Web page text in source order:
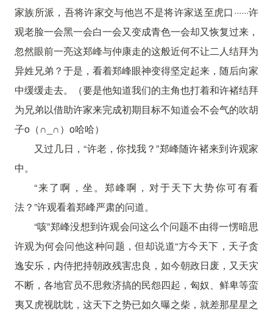
家族所派，吾将许家交与他岂不是将许家送至虎口······许
观老脸一会黑一会白一会又变成青色一会却又恢复过来，
忽然眼前一亮这郑峰与仲康走的这般近何不让二人结拜为
异姓兄弟？于是，看着郑峰眼神变得坚定起来，随后向家
中缓缓走去。（要是他知道我们的主角也打着和许褚结拜
为兄弟以借助许家来完成初期目标不知道会不会气的吹胡
子o（∩_∩）o哈哈）
又过几日，“许老，你找我？”郑峰随许褚来到许观家
中。
“来了啊，坐。郑峰啊，对于天下大势你可有看
法？”许观看着郑峰严肃的问道。
“咳”郑峰没想到许观会问这么个问题不由得一愣暗思
许观为何会问他这种问题，但却说道“方今天下，天子贪
逸安乐，内侍把持朝政残害忠良，如今朝政日废，又天灾
不断，各地官员不思救济搞的民怨四起，匈奴、鲜卑等蛮
夷又虎视眈眈，这天下之势已如久曝之柴，就差那星星之